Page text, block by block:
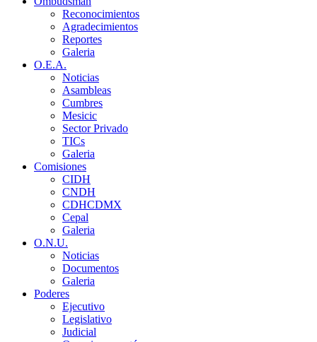
Reconocimientos
Agradecimientos
Reportes
Galeria
O.E.A.
Noticias
Asambleas
Cumbres
Mesicic
Sector Privado
TICs
Galeria
Comisiones
CIDH
CNDH
CDHCDMX
Cepal
Galeria
O.N.U.
Noticias
Documentos
Galeria
Poderes
Ejecutivo
Legislativo
Judicial